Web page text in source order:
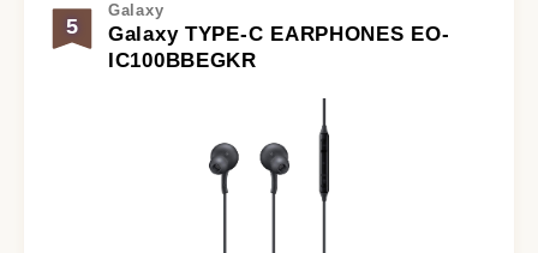
5
Galaxy
Galaxy TYPE-C EARPHONES EO-
IC100BBEGKR